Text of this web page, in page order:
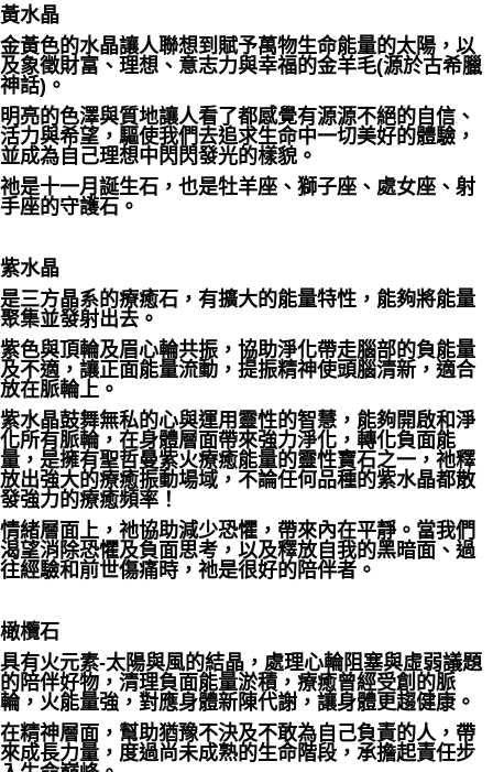
黃水晶
金黃色的水晶讓人聯想到賦予萬物生命能量的太陽，以
及象徵財富、理想、意志力與幸福的金羊毛(源於古希臘
神話)。
明亮的色澤與質地讓人看了都感覺有源源不絕的自信、
活力與希望，驅使我們去追求生命中一切美好的體驗，
並成為自己理想中閃閃發光的樣貌。
祂是十一月誕生石，也是牡羊座、獅子座、處女座、射
手座的守護石。
紫水晶
是三方晶系的療癒石，有擴大的能量特性，能夠將能量
聚集並發射出去。
紫色與頂輪及眉心輪共振，協助淨化帶走腦部的負能量
及不適，讓正面能量流動，提振精神使頭腦清新，適合
放在脈輪上。
紫水晶鼓舞無私的心與運用靈性的智慧，能夠開啟和淨
化所有脈輪，在身體層面帶來強力淨化，轉化負面能
量，是擁有聖哲曼紫火療癒能量的靈性寶石之一，祂釋
放出強大的療癒振動場域，不論任何品種的紫水晶都散
發強力的療癒頻率！
情緒層面上，祂協助減少恐懼，帶來內在平靜。當我們
渴望消除恐懼及負面思考，以及釋放自我的黑暗面、過
往經驗和前世傷痛時，祂是很好的陪伴者。
橄欖石
具有火元素-太陽與風的結晶，處理心輪阻塞與虛弱議題
的陪伴好物，清理負面能量淤積，療癒曾經受創的脈
輪，火能量強，對應身體新陳代謝，讓身體更趨健康。
在精神層面，幫助猶豫不決及不敢為自己負責的人，帶
來成長力量，度過尚未成熟的生命階段，承擔起責任步